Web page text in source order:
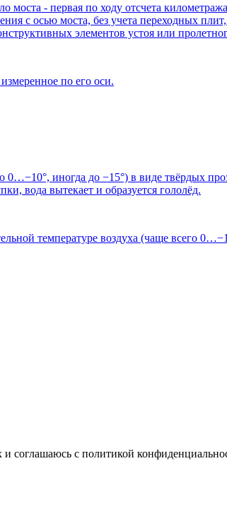
моста - первая по ходу отсчета
с осью моста, без учета переходных
элементов устоя или
по его оси.
0…−10°, иногда до −15°) в виде твёрдых
вода вытекает и образуется гололёд.
температуре воздуха (чаще всего
соглашаюсь с политикой